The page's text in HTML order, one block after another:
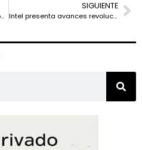
Intel y Apollo forman alianza para la fábrica de semiconductores Fab 34 en Irlanda
SIGUIENTE
Intel presenta avances revolucionarios en IA durante Computex 2024